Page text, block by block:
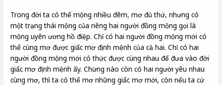
Trong đời ta có thể mộng nhiều đêm, mơ đủ thứ, nhưng có
một trạng thái mộng của riêng hai người đồng mộng gọi là
mộng uyên ương hồ điệp. Chỉ có hai người đồng mộng mới có
thể cùng mơ được giấc mơ định mệnh của cả hai. Chỉ có hai
người đồng mộng mới có thức được cùng nhau để đưa vào đời
giấc mơ định mệnh ấy. Chừng nào còn có hai người yêu nhau
cùng mơ, thì ta có thể mơ những giấc mơ mới, còn nếu ta cứ